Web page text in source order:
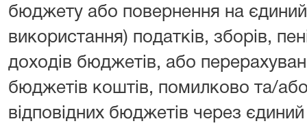
бюджету або повернення на єдиний
використання) податків, зборів,
доходів бюджетів, або
бюджетів коштів, помилково та/
відповідних бюджетів через